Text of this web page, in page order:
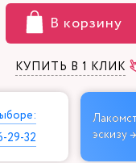
В корзину
КУПИТЬ В 1 КЛИК
29-32
эскизу →